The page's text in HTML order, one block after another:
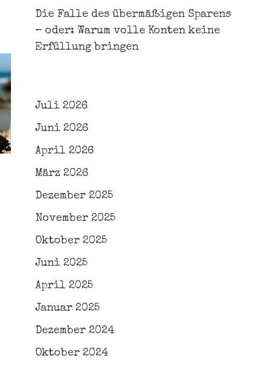
Die Falle des übermäßigen Sparens
– oder: Warum volle Konten keine
Erfüllung bringen
Juli 2026
Juni 2026
April 2026
März 2026
Dezember 2025
November 2025
Oktober 2025
Juni 2025
April 2025
Januar 2025
Dezember 2024
Oktober 2024